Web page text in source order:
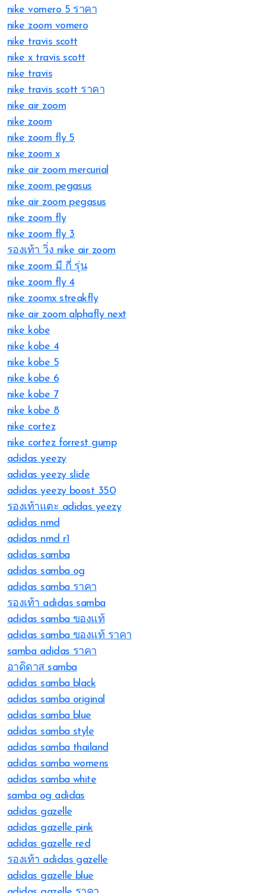
nike vomero 5 ราคา
nike zoom vomero
nike travis scott
nike x travis scott
nike travis
nike travis scott ราคา
nike air zoom
nike zoom
nike zoom fly 5
nike zoom x
nike air zoom mercurial
nike zoom pegasus
nike air zoom pegasus
nike zoom fly
nike zoom fly 3
รองเท้า วิ่ง nike air zoom
nike zoom มี กี่ รุ่น
nike zoom fly 4
nike zoomx streakfly
nike air zoom alphafly next
nike kobe
nike kobe 4
nike kobe 5
nike kobe 6
nike kobe 7
nike kobe 8
nike cortez
nike cortez forrest gump
adidas yeezy
adidas yeezy slide
adidas yeezy boost 350
รองเท้าแตะ adidas yeezy
adidas nmd
adidas nmd r1
adidas samba
adidas samba og
adidas samba ราคา
รองเท้า adidas samba
adidas samba ของแท้
adidas samba ของแท้ ราคา
samba adidas ราคา
อาดิดาส samba
adidas samba black
adidas samba original
adidas samba blue
adidas samba style
adidas samba thailand
adidas samba womens
adidas samba white
samba og adidas
adidas gazelle
adidas gazelle pink
adidas gazelle red
รองเท้า adidas gazelle
adidas gazelle blue